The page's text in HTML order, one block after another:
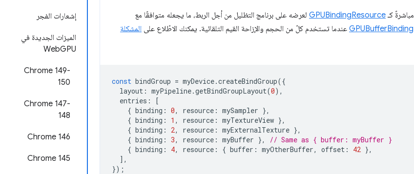
إشعارات الفجر
الميزات الجديدة في
WebGPU
‫Chrome 149-
150
Chrome 147-
148
‫Chrome 146
Chrome 145
مباشرةً كـ GPUBindingResource لعرضه على برنامج التظليل من أجل الربط، ما يجعله متوافقًا مع
GPUBufferBinding عندما تستخدم كلّ من الحجم والإزاحة القيم التلقائية. يمكنك الاطّلاع على المشكلة
const bindGroup = myDevice.createBindGroup({
layout : myPipeline.getBindGroupLayout(0),
entries :
[
{ binding : 0, resource : mySampler },
{ binding : 1 , resource : myTextureView },
{ binding : 2, resource : myExternalTexture },
{ binding : 3, resource : myBuffer },
// Same as { buffer: myBuffer }
{ binding : 4, resource : { buffer : myOtherBuffer, offset : 42 },
],
});